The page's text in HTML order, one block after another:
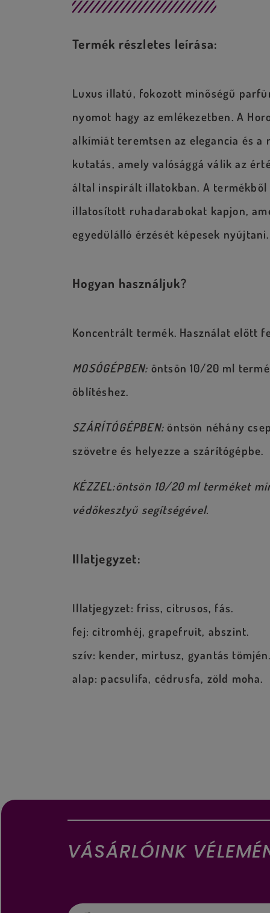
Termék részletes leírása:
Luxus illatú, fokozott minőségű
nyomot hagy az emlékezetben. A
alkímiát teremtsen az elegancia és
kutatás, amely valósággá válik az
által inspirált illatokban. A termékből
illatosított ruhadarabokat kapjon,
egyedülálló érzését képesek
Hogyan használjuk?
Koncentrált termék. Használat előtt
MOSÓGÉPBEN: öntsön 10/20 ml
öblítéshez.
SZÁRÍTÓGÉPBEN: öntsön néhány
szövetre és helyezze a szárítógépbe.
KÉZZEL:öntsön 10/20 ml terméket
védőkesztyű segítségével.
Illatjegyzet:
Illatjegyzet: friss, citrusos, fás.
fej: citromhéj, grapefruit, abszint.
szív: kender, mirtusz, gyantás tömjén.
alap: pacsulifa, cédrusfa, zöld moha.
VÁSÁRLÓINK